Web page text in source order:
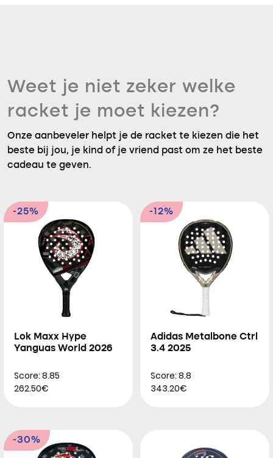
Weet je niet zeker welke
racket je moet kiezen?
Onze aanbeveler helpt je de racket te kiezen die het
beste bij jou, je kind of je vriend past om ze het beste
cadeau te geven.
-25%
Lok Maxx Hype
Yanguas World 2026
Score: 8.85
262.50€
-12%
Adidas Metalbone Ctrl
3.4 2025
Score: 8.8
343.20€
-30%